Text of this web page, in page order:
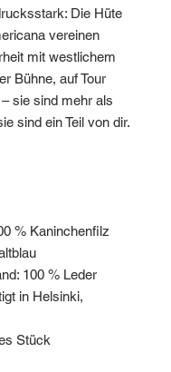
Die Hüte
vereinen
mit westlichem
Bühne, auf Tour
sie sind mehr als
sind ein Teil von dir.
% Kaninchenfilz
100 % Leder
in Helsinki,
Stück